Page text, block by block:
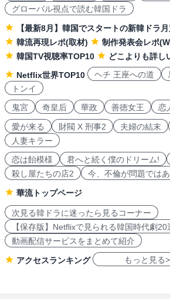
グローバル視点で読む韓国ドラ
【最新8月】韓国でスタートの新韓ドラ
韓流再現レポ(取材)
制作発表会レポ
韓国TV視聴率TOP10
どこよりも詳し
Netflix世界TOP10
ヘチ 王座への道
トンイ
鬼宮
奇皇后 華政 善徳女王 恋
愛が来る 財閥 X 刑事2 夫婦の結末
人妻キラー
恋は飴模様
君へと続く僕のドリーム!
殺し屋たちの店2
今、不倫が問題では
華流トップページ
次見る韓ドラに迷ったら見るコーナー
【保存版】Netflixで見られる韓国時代劇20
動画配信サービスをまとめて紹介
アクセスランキング もっと見る